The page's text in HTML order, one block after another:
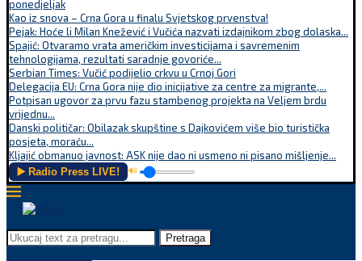
ponedjeljak
Kao iz snova – Crna Gora u finalu Svjetskog prvenstva!
Pejak: Hoće li Milan Knežević i Vučića nazvati izdajnikom zbog dolaska...
Spajić: Otvaramo vrata američkim investicijama i savremenim
tehnologijama, rezultati saradnje govoriće...
Serbian Times: Vučić podijelio crkvu u Crnoj Gori
Delegacija EU: Crna Gora nije dio inicijative za centre za migrante,...
Potpisan ugovor za prvu fazu stambenog projekta na Veljem brdu
vrijednu...
Danski političar: Obilazak skupštine s Dajkovićem više bio turistička
posjeta, moraću...
Kljajić obmanuo javnost: ASK nije dao ni usmeno ni pisano mišljenje...
▶️ Radio Press LIVE! 🔊
Pretraga